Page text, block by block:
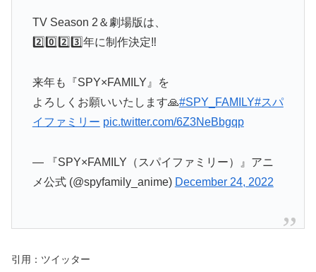
TV Season 2＆劇場版は、
2️⃣0️⃣2️⃣3️⃣年に制作決定‼️
来年も『SPY×FAMILY』を
よろしくお願いいたします🙏#SPY_FAMILY#スパ
イファミリー pic.twitter.com/6Z3NeBbgqp
— 『SPY×FAMILY（スパイファミリー）』アニ
メ公式 (@spyfamily_anime) December 24, 2022
引用：ツイッター